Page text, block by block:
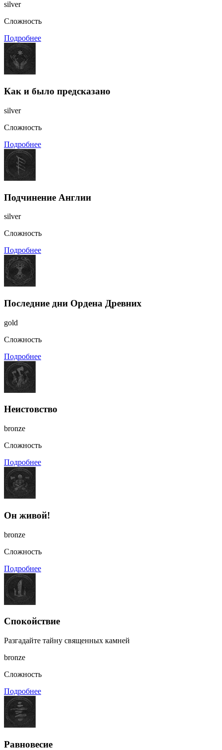
silver
Сложность
Подробнее
Как и было предсказано
silver
Сложность
Подробнее
Подчинение Англии
silver
Сложность
Подробнее
Последние дни Ордена Древних
gold
Сложность
Подробнее
Неистовство
bronze
Сложность
Подробнее
Он живой!
bronze
Сложность
Подробнее
Спокойствие
Разгадайте тайну священных камней
bronze
Сложность
Подробнее
Равновесие